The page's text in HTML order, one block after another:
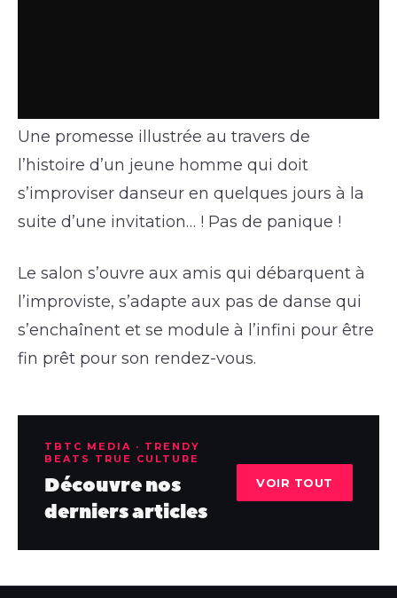
Une promesse illustrée au travers de
l’histoire d’un jeune homme qui doit
s’improviser danseur en quelques jours à la
suite d’une invitation… ! Pas de panique !
Le salon s’ouvre aux amis qui débarquent à
l’improviste, s’adapte aux pas de danse qui
s’enchaînent et se module à l’infini pour être
fin prêt pour son rendez-vous.
TBTC MEDIA · TRENDY
BEATS TRUE CULTURE
Découvre nos
derniers articles
VOIR TOUT